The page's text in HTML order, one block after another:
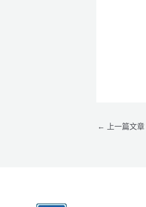
← 上一篇文章